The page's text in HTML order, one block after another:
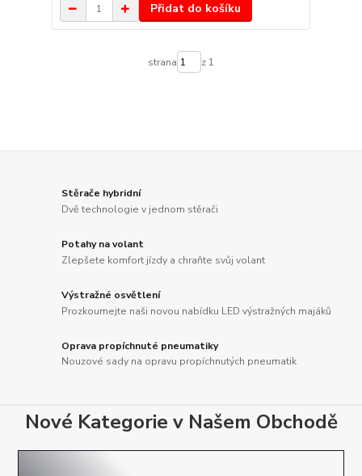
Přidat do košíku
strana z 1
Stěrače hybridní
Dvě technologie v jednom stěrači
Potahy na volant
Zlepšete komfort jízdy a chraňte svůj volant
Výstražné osvětlení
Prozkoumejte naši novou nabídku LED výstražných majáků
Oprava propíchnuté pneumatiky
Nouzové sady na opravu propíchnutých pneumatik
Nové Kategorie v Našem Obchodě